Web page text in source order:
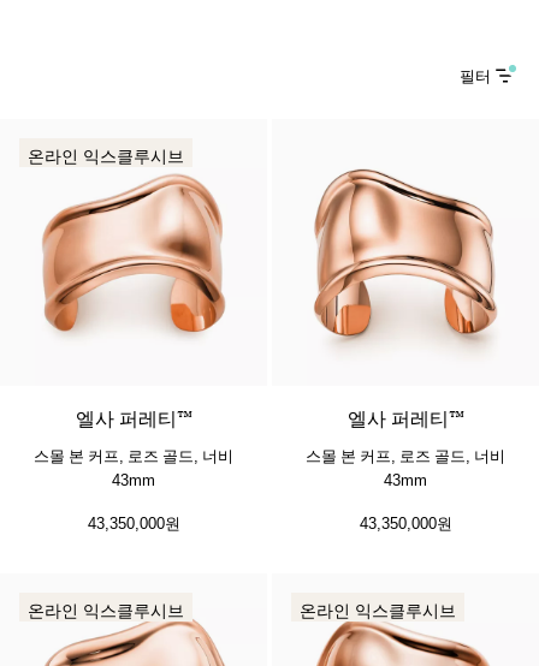
필터
온라인 익스클루시브
엘사 퍼레티™
스몰 본 커프, 로즈 골드, 너비
43mm
43,350,000원
엘사 퍼레티™
스몰 본 커프, 로즈 골드, 너비
43mm
43,350,000원
온라인 익스클루시브 온라인 익스클루시브